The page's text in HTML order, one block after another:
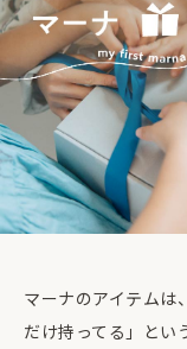
マーナのアイテムは
だけ持ってる」とい